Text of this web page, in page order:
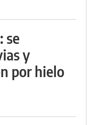
se
y
por hielo